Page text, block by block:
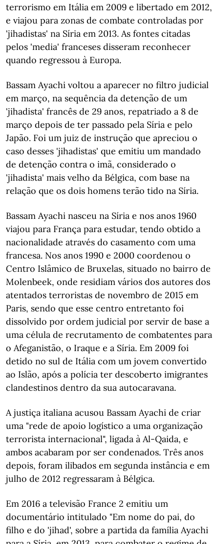
terrorismo em Itália em 2009 e libertado em 2012,
e viajou para zonas de combate controladas por
'jihadistas' na Síria em 2013. As fontes citadas
pelos 'media' franceses disseram reconhecer
quando regressou à Europa.
Bassam Ayachi voltou a aparecer no filtro judicial
em março, na sequência da detenção de um
'jihadista' francês de 29 anos, repatriado a 8 de
março depois de ter passado pela Síria e pelo
Japão. Foi um juiz de instrução que apreciou o
caso desses 'jihadistas' que emitiu um mandado
de detenção contra o imã, considerado o
'jihadista' mais velho da Bélgica, com base na
relação que os dois homens terão tido na Síria.
Bassam Ayachi nasceu na Síria e nos anos 1960
viajou para França para estudar, tendo obtido a
nacionalidade através do casamento com uma
francesa. Nos anos 1990 e 2000 coordenou o
Centro Islâmico de Bruxelas, situado no bairro de
Molenbeek, onde residiam vários dos autores dos
atentados terroristas de novembro de 2015 em
Paris, sendo que esse centro entretanto foi
dissolvido por ordem judicial por servir de base a
uma célula de recrutamento de combatentes para
o Afeganistão, o Iraque e a Síria. Em 2009 foi
detido no sul de Itália com um jovem convertido
ao Islão, após a polícia ter descoberto imigrantes
clandestinos dentro da sua autocaravana.
A justiça italiana acusou Bassam Ayachi de criar
uma "rede de apoio logístico a uma organização
terrorista internacional", ligada à Al-Qaida, e
ambos acabaram por ser condenados. Três anos
depois, foram ilibados em segunda instância e em
julho de 2012 regressaram à Bélgica.
Em 2016 a televisão France 2 emitiu um
documentário intitulado "Em nome do pai, do
filho e do 'jihad', sobre a partida da família Ayachi